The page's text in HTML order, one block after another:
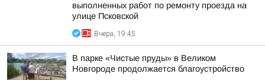
выполненных работ по ремонту проезда на
улице Псковской
Вчера, 19:45
В парке «Чистые пруды» в Великом
Новгороде продолжается благоустройство